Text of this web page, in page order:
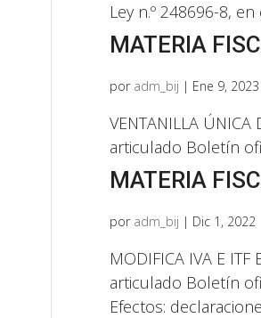
Ley n.º 248696-8,
MATERIA
por adm_bij | Ene 9, 2023
VENTANILLA
articulado Boletín
MATERIA
por adm_bij | Dic 1, 2022
MODIFICA IVA E
articulado Boletín
Efectos: